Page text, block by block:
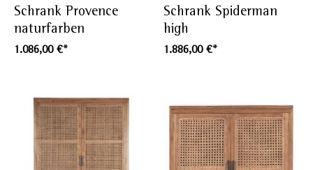
Schrank Provence
naturfarben
1.086,00 €*
Schrank Spiderman
high
1.886,00 €*